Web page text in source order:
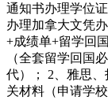
通知书办理学位
办理加拿大文凭
+成绩单+留学回
（全套留学回国
代）； 2、雅思
关材料（申请学